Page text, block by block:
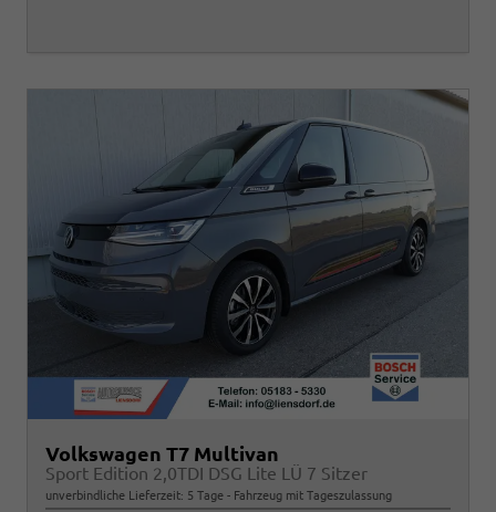
Volkswagen T7 Multivan
Sport Edition 2,0TDI DSG Lite LÜ 7 Sitzer
unverbindliche Lieferzeit: 5 Tage Fahrzeug mit Tageszulassung